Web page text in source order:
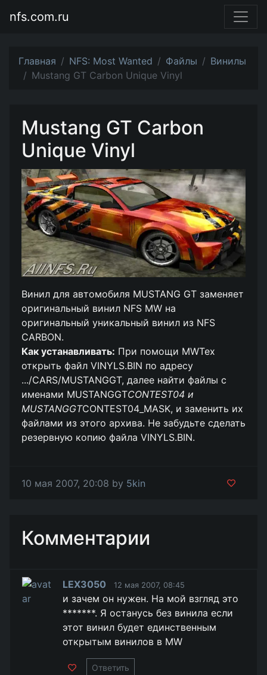
nfs.com.ru
Главная NFS: Most Wanted Файлы
Винилы
Mustang GT Carbon Unique Vinyl
Mustang GT Carbon
Unique Vinyl
Винил для автомобиля MUSTANG GT заменяет
оригинальный винил NFS MW на
оригинальный уникальный винил из NFS
CARBON.
Как устанавливать: При помощи MWTex
открыть файл VINYLS.BIN по адресу
.../CARS/MUSTANGGT, далее найти файлы с
именами MUSTANGGTCONTEST04 и
MUSTANGGTCONTEST04_MASK, и заменить их
файлами из этого архива. Не забудьте сделать
резервную копию файла VINYLS.BIN.
10 мая 2007, 20:08 by 5kin
Комментарии
LEX3050 12 мая 2007, 08:45
и зачем он нужен. На мой взгляд это
*******. Я останусь без винила если
этот винил будет единственным
открытым винилов в MW
Ответить